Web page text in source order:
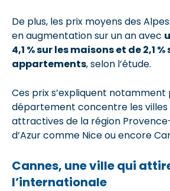
De plus, les prix moyens des
en augmentation sur un an avec
4,1 % sur les maisons et de 2,1 %
appartements, selon l’étude.
Ces prix s’expliquent
département concentre les villes
attractives de la région
d’Azur comme Nice ou encore
Cannes, une ville qui
l’internationale